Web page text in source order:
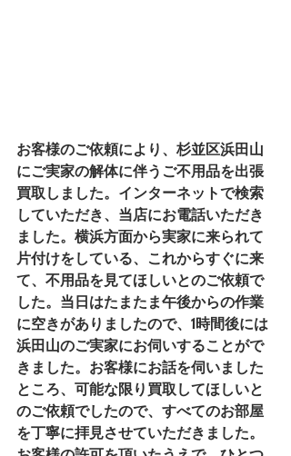
お客様のご依頼により、杉並区浜田山
にご実家の解体に伴うご不用品を出張
買取しました。インターネットで検索
していただき、当店にお電話いただき
ました。横浜方面から実家に来られて
片付けをしている、これからすぐに来
て、不用品を見てほしいとのご依頼で
した。当日はたまたま午後からの作業
に空きがありましたので、1時間後には
浜田山のご実家にお伺いすることがで
きました。お客様にお話を伺いました
ところ、可能な限り買取してほしいと
のご依頼でしたので、すべてのお部屋
を丁寧に拝見させていただきました。